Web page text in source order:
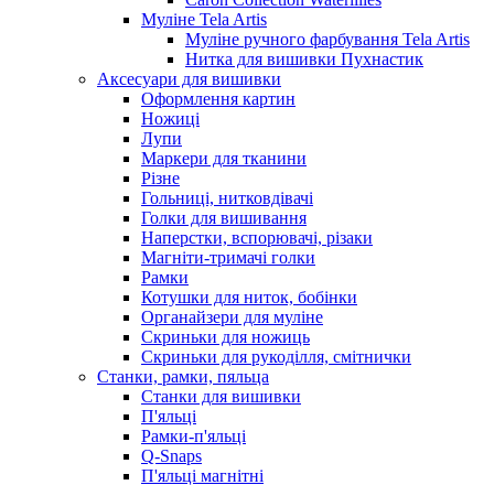
Муліне Tela Artis
Муліне ручного фарбування Tela Artis
Нитка для вишивки Пухнастик
Аксесуари для вишивки
Оформлення картин
Ножиці
Лупи
Маркери для тканини
Різне
Гольниці, нитковдівачі
Голки для вишивання
Наперстки, вспорювачі, різаки
Магніти-тримачі голки
Рамки
Котушки для ниток, бобінки
Органайзери для муліне
Скриньки для ножиць
Скриньки для рукоділля, смітнички
Станки, рамки, пяльца
Станки для вишивки
П'яльці
Рамки-п'яльці
Q-Snaps
П'яльці магнітні